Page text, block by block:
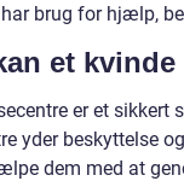
brug for hjælp,
et
er et sikkert
yder beskyttelse
dem med at